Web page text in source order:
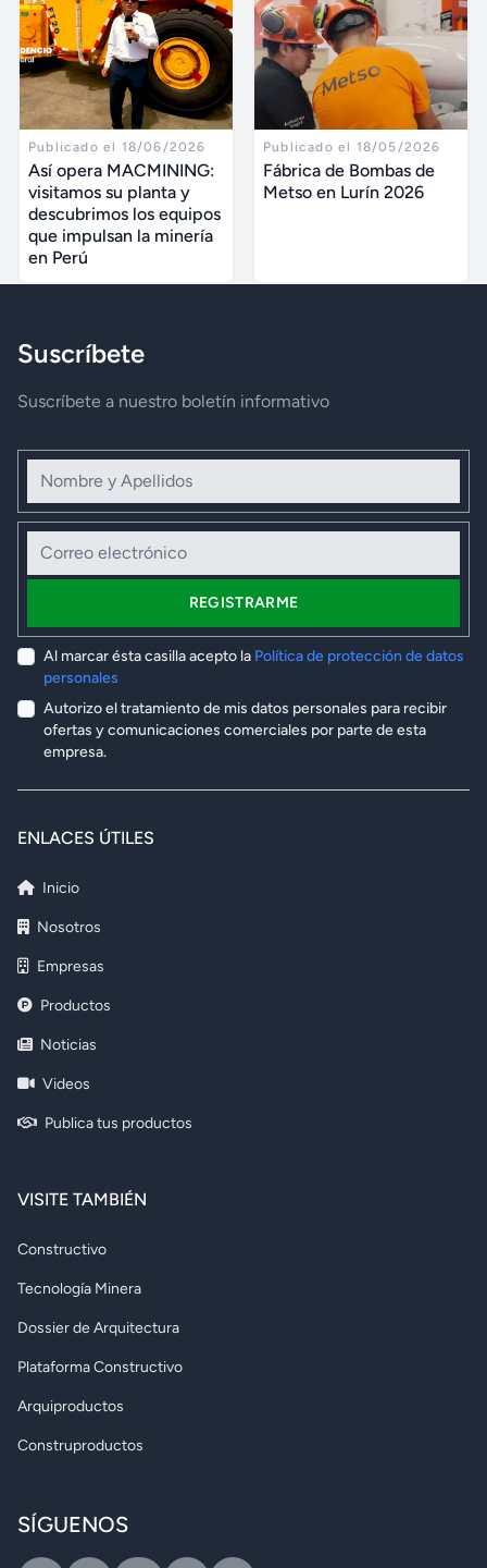
Publicado el 18/06/2026
Así opera MACMINING:
visitamos su planta y
descubrimos los equipos
que impulsan la minería
en Perú
Publicado el 18/05/2026
Fábrica de Bombas de
Metso en Lurín 2026
Suscríbete
Suscríbete a nuestro boletín informativo
Nombre y Apellidos
Correo electrónico
REGISTRARME
Al marcar ésta casilla acepto la Política de protección de datos
personales
Autorizo el tratamiento de mis datos personales para recibir
ofertas y comunicaciones comerciales por parte de esta
empresa.
ENLACES ÚTILES
Inicio
Nosotros
Empresas
Productos
Noticias
Videos
Publica tus productos
VISITE TAMBIÉN
Constructivo
Tecnología Minera
Dossier de Arquitectura
Plataforma Constructivo
Arquiproductos
Construproductos
SÍGUENOS